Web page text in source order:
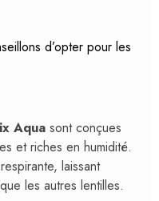
d’opter pour les
Aqua sont conçues
et riches en humidité.
laissant
les autres lentilles.